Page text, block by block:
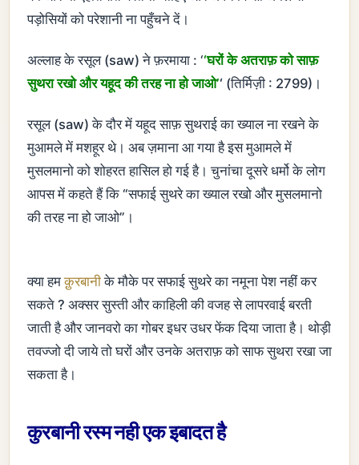
पड़ोसियों को परेशानी ना पहुँचने दें।
अल्लाह के रसूल (saw) ने फ़रमाया : ‘‘घरों के अतराफ़ को साफ़
सुथरा रखो और यहूद की तरह ना हो जाओ’‘ (तिर्मिज़ी : 2799)।
रसूल (saw) के दौर में यहूद साफ़ सुथराई का ख्याल ना रखने के
मुआमले में मशहूर थे। अब ज़माना आ गया है इस मुआमले में
मुसलमानो को शोहरत हासिल हो गई है। चुनांचा दूसरे धर्मो के लोग
आपस में कहते हैं कि “सफाई सुथरे का ख्याल रखो और मुसलमानो
की तरह ना हो जाओ”।
क्या हमक़ुरबानीके मौके पर सफाई सुथरे का नमूना पेश नहीं कर
सकते ? अक्सर सुस्ती और काहिली की वजह से लापरवाई बरती
जाती है और जानवरो का गोबर इधर उधर फेंक दिया जाता है। थोड़ी
तवज्जो दी जाये तो घरों और उनके अतराफ़ को साफ सुथरा रखा जा
सकता है।
कुरबानी रस्म नही एक इबादत है